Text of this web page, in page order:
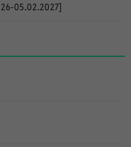
05.02.2027]